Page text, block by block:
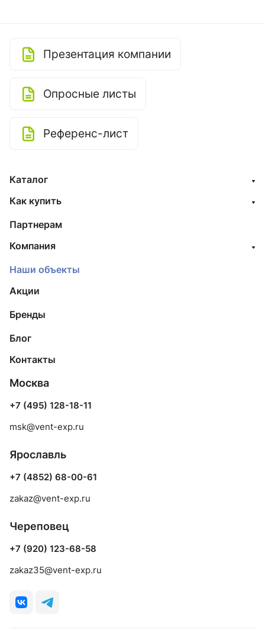
Презентация компании
Опросные листы
Референс-лист
Каталог
Как купить
Партнерам
Компания
Наши объекты
Акции
Бренды
Блог
Контакты
Москва
+7 (495) 128-18-11
msk@vent-exp.ru
Ярославль
+7 (4852) 68-00-61
zakaz@vent-exp.ru
Череповец
+7 (920) 123-68-58
zakaz35@vent-exp.ru